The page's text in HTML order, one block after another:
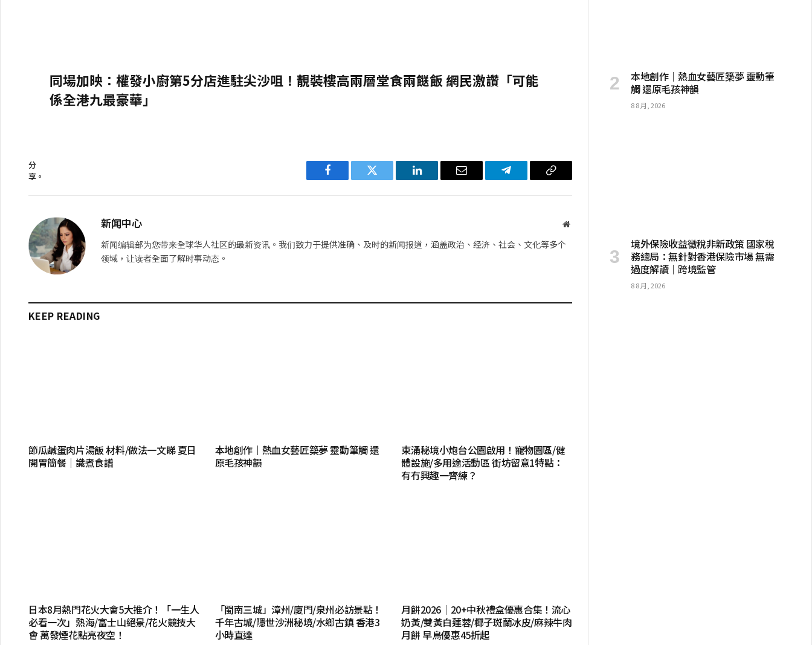
同場加映：權發小廚第5分店進駐尖沙咀！靚裝樓高兩層堂食兩餸飯 網民激讚「可能
係全港九最豪華」
分
享。
Facebook Twitter LinkedIn 电
Telegram 复
新闻中心
网
新闻编辑部为您带来全球华人社区的最新资讯。我们致力于提供准确、及时的新闻报道，涵盖政治、经济、社会、文化等多个
领域，让读者全面了解时事动态。
KEEP READING
節瓜鹹蛋肉片湯飯 材料/做法一文睇 夏日
開胃簡餐｜識煮食譜
本地創作｜熱血女藝匠築夢 靈動筆觸 還
原毛孩神韻
東涌秘境小炮台公園啟用！寵物園區/健
體設施/多用途活動區 街坊留意1特點：
有冇興趣一齊練？
日本8月熱門花火大會5大推介！「一生人
必看一次」熱海/富士山絕景/花火競技大
會 萬發煙花點亮夜空！
「閩南三城」漳州/廈門/泉州必訪景點！
千年古城/隱世沙洲秘境/水鄉古鎮 香港3
小時直達
月餅2026｜20+中秋禮盒優惠合集！流心
奶黃/雙黃白蓮蓉/椰子斑蘭冰皮/麻辣牛肉
月餅 早鳥優惠45折起
本地創作｜熱血女藝匠築夢 靈動筆
觸 還原毛孩神韻
8 8 月, 2026
境外保險收益徵稅非新政策 國家稅
務總局：無針對香港保險市場 無需
過度解讀｜跨境監管
8 8 月, 2026